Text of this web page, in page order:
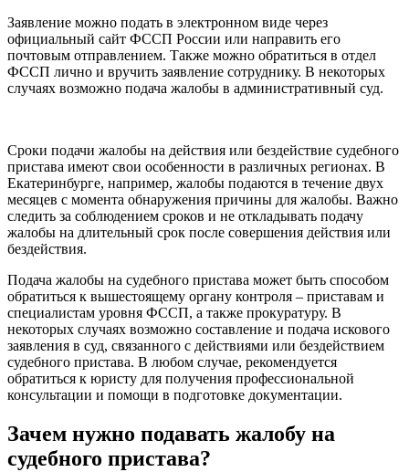
Заявление можно подать в электронном виде через
официальный сайт ФССП России или направить его
почтовым отправлением. Также можно обратиться в отдел
ФССП лично и вручить заявление сотруднику. В некоторых
случаях возможно подача жалобы в административный суд.
Сроки подачи жалобы на действия или бездействие судебного
пристава имеют свои особенности в различных регионах. В
Екатеринбурге, например, жалобы подаются в течение двух
месяцев с момента обнаружения причины для жалобы. Важно
следить за соблюдением сроков и не откладывать подачу
жалобы на длительный срок после совершения действия или
бездействия.
Подача жалобы на судебного пристава может быть способом
обратиться к вышестоящему органу контроля – приставам и
специалистам уровня ФССП, а также прокуратуру. В
некоторых случаях возможно составление и подача искового
заявления в суд, связанного с действиями или бездействием
судебного пристава. В любом случае, рекомендуется
обратиться к юристу для получения профессиональной
консультации и помощи в подготовке документации.
Зачем нужно подавать жалобу на
судебного пристава?